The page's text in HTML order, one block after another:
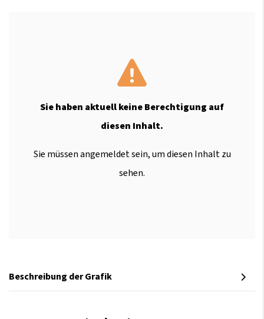
Sie haben aktuell keine Berechtigung auf
diesen Inhalt.
Sie müssen angemeldet sein, um diesen Inhalt zu
sehen.
Beschreibung der Grafik